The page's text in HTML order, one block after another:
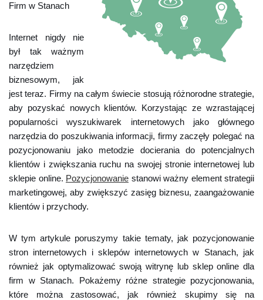
Firm w Stanach
Internet nigdy nie
był tak ważnym
narzędziem
biznesowym, jak
jest teraz. Firmy na całym świecie stosują różnorodne strategie,
aby pozyskać nowych klientów. Korzystając ze wzrastającej
popularności wyszukiwarek internetowych jako głównego
narzędzia do poszukiwania informacji, firmy zaczęły polegać na
pozycjonowaniu jako metodzie docierania do potencjalnych
klientów i zwiększania ruchu na swojej stronie internetowej lub
sklepie online. Pozycjonowanie stanowi ważny element strategii
marketingowej, aby zwiększyć zasięg biznesu, zaangażowanie
klientów i przychody.
W tym artykule poruszymy takie tematy, jak pozycjonowanie
stron internetowych i sklepów internetowych w Stanach, jak
również jak optymalizować swoją witrynę lub sklep online dla
firm w Stanach. Pokażemy różne strategie pozycjonowania,
które można zastosować, jak również skupimy się na